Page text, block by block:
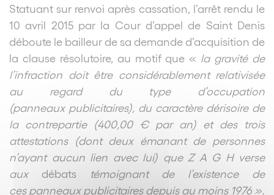
Statuant sur renvoi après cassation, l’arrêt rendu le
10 avril 2015 par la Cour d’appel de Saint Denis
déboute le bailleur de sa demande d’acquisition de
la clause résolutoire, au motif que « la gravité de
l’infraction doit être considérablement relativisée
au regard du type d’occupation
(panneauxpublicitaires), du caractère dérisoire de
la contrepartie (400,00 € par an) et des trois
attestations (dont deux émanant de personnes
n’ayant aucun lien avec lui) que Z A G H verse
aux débatstémoignant de l’existence de
ces panneauxpublicitaires depuis au moins 1976 ».